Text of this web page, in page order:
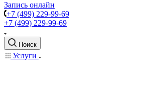
Запись онлайн
+7 (499) 229-99-69
+7 (499) 229-99-69
Поиск
Услуги